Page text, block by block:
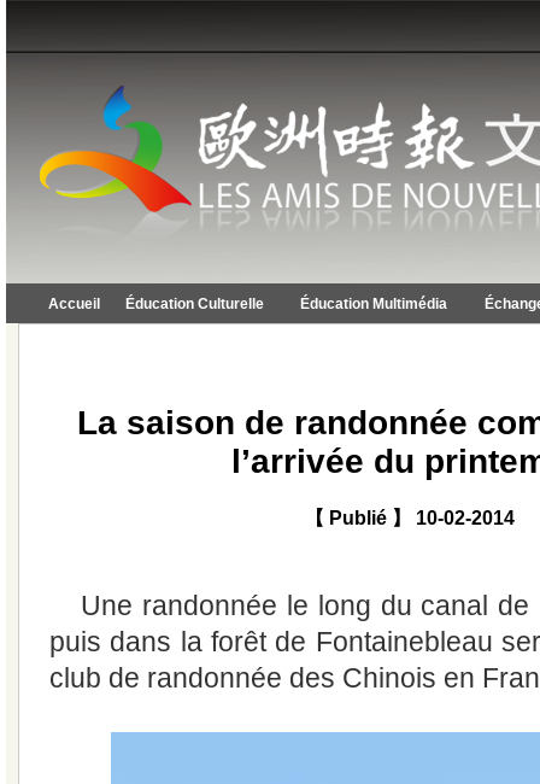
Accueil Éducation Culturelle Éducation Multimédia
La saison de randonnée
l’arrivée du
【 Publié 】 10-02-2014
Une randonnée le long du canal de
puis dans la forêt de Fontainebleau
club de randonnée des Chinois en